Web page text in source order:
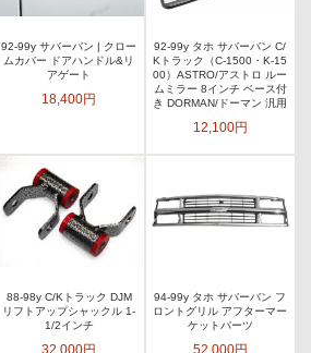
92-99y サバーバン | クロー
ムカバー ドアハンドル&リ
アゲート
18,400円
92-99y タホ サバーバン C/
Kトラック（C-1500・K-15
00）ASTRO/アストロ ルー
ムミラー 8インチ ベース付
き DORMAN/ドーマン 汎用
12,100円
88-98y C/Kトラック DJM
リフトアップシャックル 1-
1/2インチ
94-99y タホ サバーバン フ
ロントグリル アフターマー
ケットパーツ